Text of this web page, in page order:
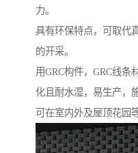
力。
具有环保特点，可取代
的开采。
用GRC构件，GRC线条
化且耐水湿，易生产，
可在室内外及屋顶花园